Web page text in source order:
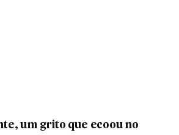
um grito que ecoou no